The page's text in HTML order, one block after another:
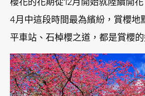
4月中這段時間最為繽紛，賞櫻地
平車站、石棹櫻之道，都是賞櫻的